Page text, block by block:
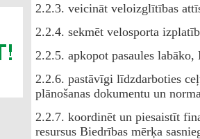
2.2.3. veicināt veloizglītības
2.2.4. sekmēt velosporta
2.2.5. apkopot pasaules
2.2.6. pastāvīgi līdzdarboties
plānošanas dokumentu un
2.2.7. koordinēt un piesaistīt
resursus Biedrības mērķa